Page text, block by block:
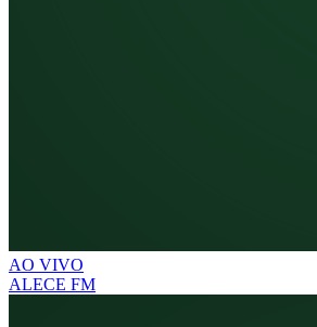
AO VIVO
ALECE FM